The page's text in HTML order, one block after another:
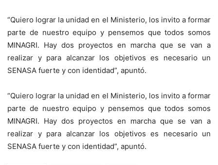
“Quiero lograr la unidad en el Ministerio, los invito a formar
parte de nuestro equipo y pensemos que todos somos
MINAGRI. Hay dos proyectos en marcha que se van a
realizar y para alcanzar los objetivos es necesario un
SENASA fuerte y con identidad”, apuntó.
“Quiero lograr la unidad en el Ministerio, los invito a formar
parte de nuestro equipo y pensemos que todos somos
MINAGRI. Hay dos proyectos en marcha que se van a
realizar y para alcanzar los objetivos es necesario un
SENASA fuerte y con identidad”, apuntó.